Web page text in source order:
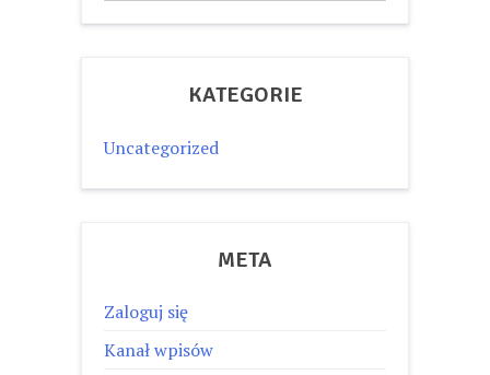
KATEGORIE
Uncategorized
META
Zaloguj się
Kanał wpisów